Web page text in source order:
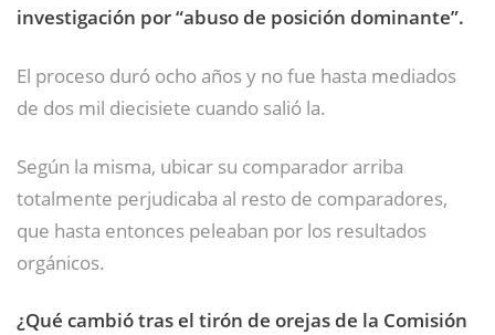
investigación por “abuso de posición dominante”.
El proceso duró ocho años y no fue hasta mediados
de dos mil diecisiete cuando salió la.
Según la misma, ubicar su comparador arriba
totalmente perjudicaba al resto de comparadores,
que hasta entonces peleaban por los resultados
orgánicos.
¿Qué cambió tras el tirón de orejas de la Comisión